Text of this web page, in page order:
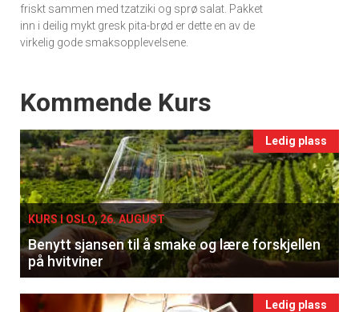
friskt sammen med tzatziki og sprø salat. Pakket
inn i deilig mykt gresk pita-brød er dette en av de
virkelig gode smaksopplevelsene.
Events
Kommende Kurs
Ledig plass
KURS I OSLO, 26. AUGUST
Benytt sjansen til å smake og lære forskjellen
på hvitviner
Ledig plass